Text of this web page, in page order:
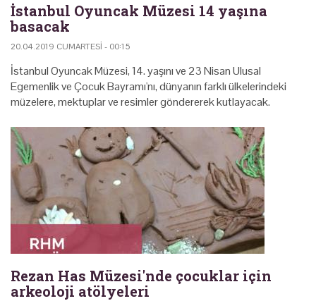
İstanbul Oyuncak Müzesi 14 yaşına
basacak
20.04.2019 CUMARTESI - 00:15
İstanbul Oyuncak Müzesi, 14. yaşını ve 23 Nisan Ulusal
Egemenlik ve Çocuk Bayramı'nı, dünyanın farklı ülkelerindeki
müzelere, mektuplar ve resimler göndererek kutlayacak.
Rezan Has Müzesi'nde çocuklar için
arkeoloji atölyeleri